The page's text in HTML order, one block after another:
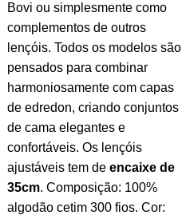
Bovi ou simplesmente como
complementos de outros
lençóis. Todos os modelos são
pensados para combinar
harmoniosamente com capas
de edredon, criando conjuntos
de cama elegantes e
confortáveis. Os lençóis
ajustáveis tem de encaixe de
35cm. Composição: 100%
algodão cetim 300 fios. Cor: